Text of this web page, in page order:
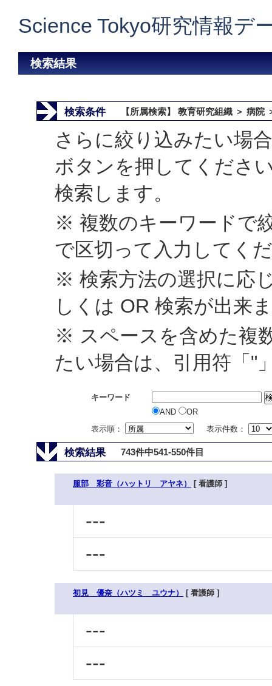
Science Tokyo研究情報デ
検索結果
検索条件 【所属検索】 教育研究組織 ＞ 病院
さらに絞り込みたい場
ボタンを押してくださ
検索します。
※ 複数のキーワードで
で区切って入力してく
※ 検索方法の選択に応
しくは OR 検索が出来
※ スペースを含めた複
たい場合は、引用符「"
キーワード
AND
OR
表示順：
表示件数：
検索結果 743件中541-550件目
服部 彩音（ハットリ アヤネ） [ 看護師 ]
---
---
初見 優奈（ハツミ ユウナ） [ 看護師 ]
---
---